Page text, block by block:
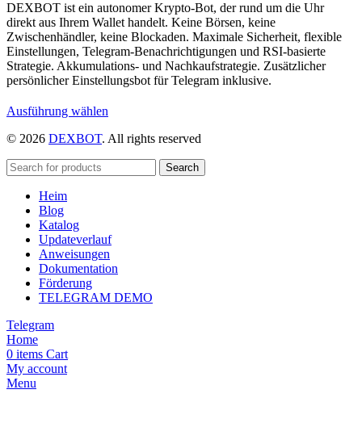
DEXBOT ist ein autonomer Krypto-Bot, der rund um die Uhr
direkt aus Ihrem Wallet handelt. Keine Börsen, keine
Zwischenhändler, keine Blockaden. Maximale Sicherheit, flexible
Einstellungen, Telegram-Benachrichtigungen und RSI-basierte
Strategie. Akkumulations- und Nachkaufstrategie. Zusätzlicher
persönlicher Einstellungsbot für Telegram inklusive.
Ausführung wählen
weist
auf
der
Produktseite
werden
© 2026 DEXBOT. All rights reserved
Search
Heim
Blog
Katalog
Updateverlauf
Anweisungen
Dokumentation
Förderung
TELEGRAM DEMO
Telegram
Home
0 items Cart
My account
Menu